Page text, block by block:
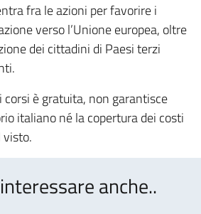
fra le azioni per favorire i
verso l’Unione europea, oltre
dei cittadini di Paesi terzi
corsi è gratuita, non garantisce
italiano né la copertura dei costi
visto.
anche..